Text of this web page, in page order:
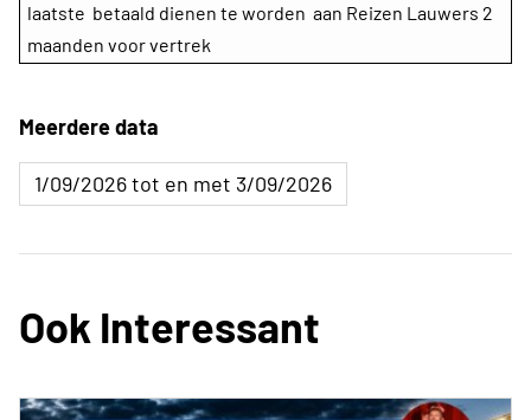
laatste betaald dienen te worden aan Reizen Lauwers 2
maanden voor vertrek
Meerdere data
1/09/2026 tot en met 3/09/2026
Ook Interessant